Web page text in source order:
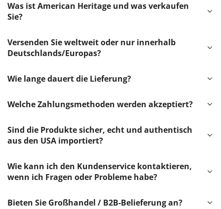
Was ist American Heritage und was verkaufen
Sie?
Versenden Sie weltweit oder nur innerhalb
Deutschlands/Europas?
Wie lange dauert die Lieferung?
Welche Zahlungsmethoden werden akzeptiert?
Sind die Produkte sicher, echt und authentisch
aus den USA importiert?
Wie kann ich den Kundenservice kontaktieren,
wenn ich Fragen oder Probleme habe?
Bieten Sie Großhandel / B2B-Belieferung an?